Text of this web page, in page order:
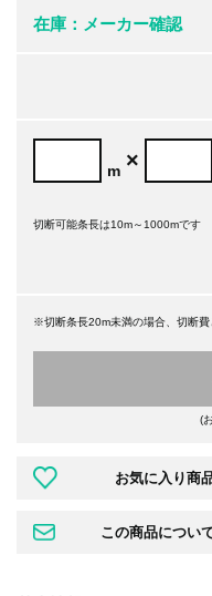
在庫：メーカー確認
m ×
切断可能条長は10m～1000mです
※切断条長20m未満の場合、切断費
(